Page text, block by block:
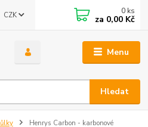
Menu
CZK
Hledat
0 ks
za 0,00 Kč
Henrys Carbon - karbonové